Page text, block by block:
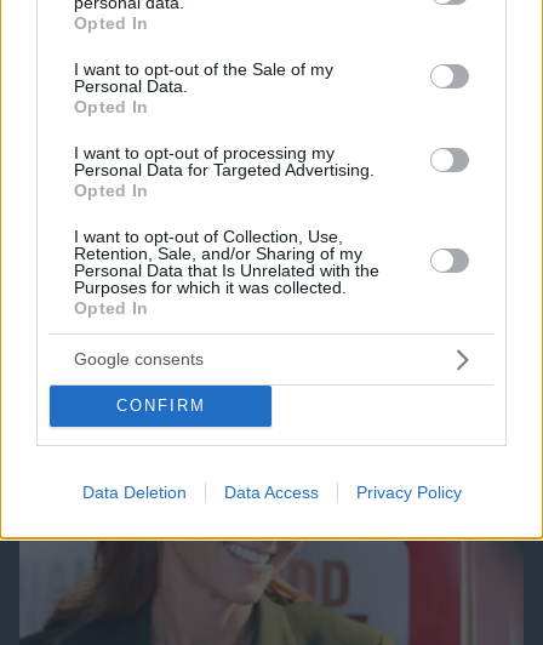
grant or deny consent to Google and its third-party tags to
use your data for below specified purposes in below Google
consent section.
Opted In
I want to opt-out of the Sale of my
Personal Data.
Opted In
I want to opt-out of processing my
Personal Data for Targeted Advertising.
Opted In
I want to opt-out of Collection, Use,
Retention, Sale, and/or Sharing of my
Personal Data that Is Unrelated with the
Purposes for which it was collected.
Opted In
Google consents
CONFIRM
Data Deletion Data Access Privacy Policy
Το νέο... καλοκαιρινό κόλπο που κάνουν οι
κλέφτες αυτοκινήτων στην Ελλάδα